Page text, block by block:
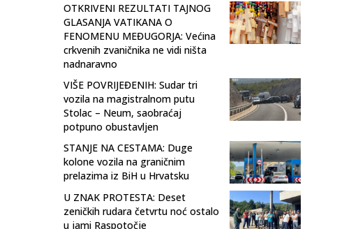
OTKRIVENI REZULTATI TAJNOG
GLASANJA VATIKANA O
FENOMENU MEĐUGORJA: Većina
crkvenih zvaničnika ne vidi ništa
nadnaravno
VIŠE POVRIJEĐENIH: Sudar tri
vozila na magistralnom putu
Stolac – Neum, saobraćaj
potpuno obustavljen
STANJE NA CESTAMA: Duge
kolone vozila na graničnim
prelazima iz BiH u Hrvatsku
U ZNAK PROTESTA: Deset
zeničkih rudara četvrtu noć ostalo
u jami Raspotočje